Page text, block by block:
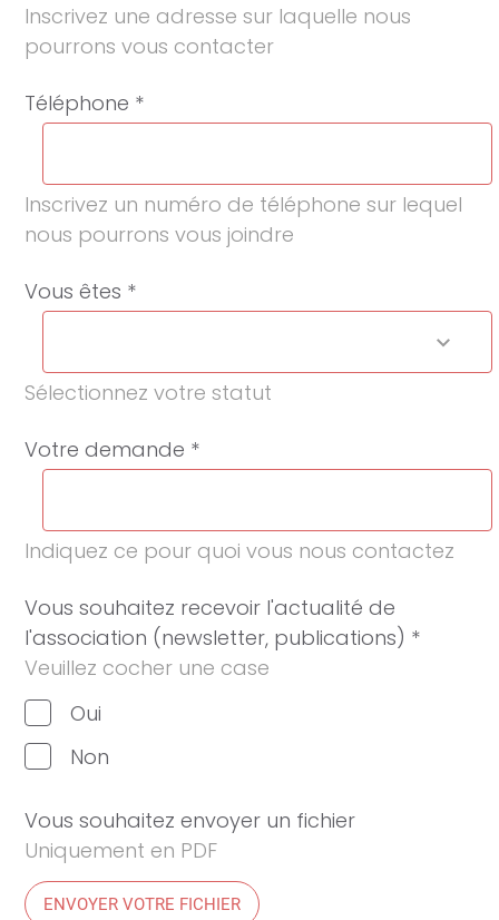
Inscrivez une adresse sur laquelle nous
pourrons vous contacter
Téléphone *
Inscrivez un numéro de téléphone sur lequel
nous pourrons vous joindre
Vous êtes *
Sélectionnez votre statut
Votre demande *
Indiquez ce pour quoi vous nous contactez
Vous souhaitez recevoir l'actualité de
l'association (newsletter, publications) *
Veuillez cocher une case
Oui
Non
Vous souhaitez envoyer un fichier
Uniquement en PDF
ENVOYER VOTRE FICHIER